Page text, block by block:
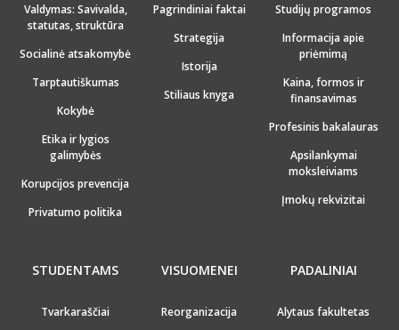
Valdymas: Savivalda,
statutas, struktūra
Socialinė atsakomybė
Tarptautiškumas
Kokybė
Etika ir lygios
galimybės
Korupcijos prevencija
Privatumo politika
Pagrindiniai faktai
Strategija
Istorija
Stiliaus knyga
Studijų programos
Informacija apie
priėmimą
Kaina, formos ir
finansavimas
Profesinis bakalauras
Apsilankymai
moksleiviams
Įmokų rekvizitai
STUDENTAMS
Tvarkaraščiai
VISUOMENEI
Reorganizacija
PADALINIAI
Alytaus fakultetas